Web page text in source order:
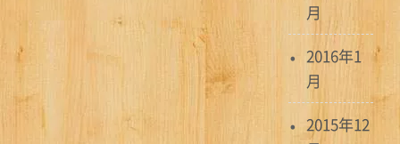
月
2016年1
月
2015年12